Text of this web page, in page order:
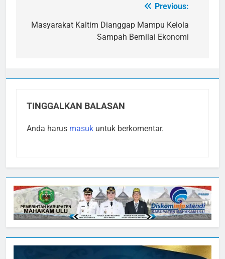
pos
Previous:
Masyarakat Kaltim Dianggap Mampu Kelola
Sampah Bernilai Ekonomi
TINGGALKAN BALASAN
Anda harus masuk untuk berkomentar.